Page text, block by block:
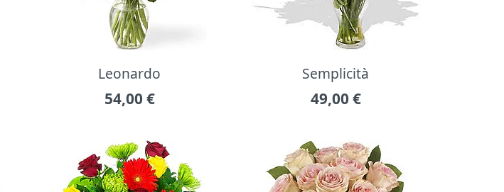
Leonardo
54,00 €
Semplicità
49,00 €